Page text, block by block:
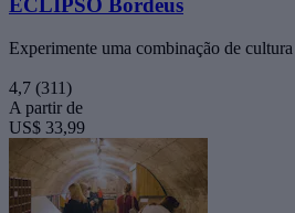
ECLIPSO Bordéus
Experimente uma combinação de
4,7 (311)
A partir de
US$ 33,99